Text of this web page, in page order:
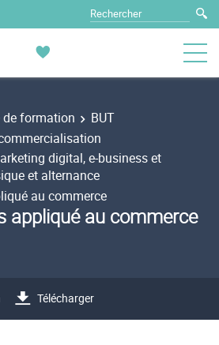
formation
BUT
digital, e-business et
et alternance
au commerce
appliqué au commerce
Télécharger